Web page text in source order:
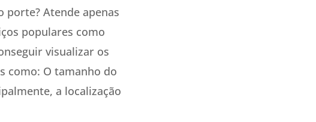
porte? Atende apenas
populares como
visualizar os
como: O tamanho do
a localização